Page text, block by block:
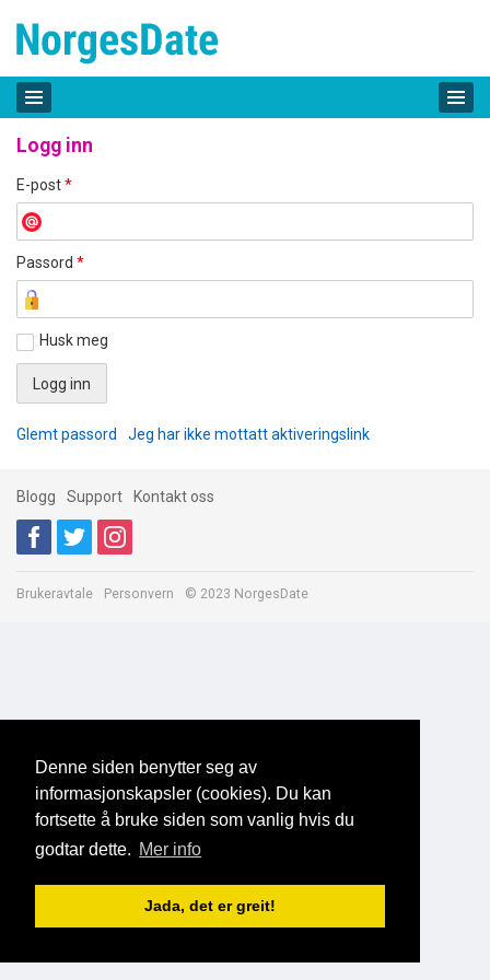
Denne siden benytter seg av
informasjonskapsler (cookies). Du kan
fortsette å bruke siden som vanlig hvis du
godtar dette. Mer info
Jada, det er greit!
Logg inn
E-post*
Passord *
Husk meg
Glemt passord Jeg har ikke mottatt aktiveringslink
Blogg Support Kontakt oss
Brukeravtale Personvern © 2023 NorgesDate